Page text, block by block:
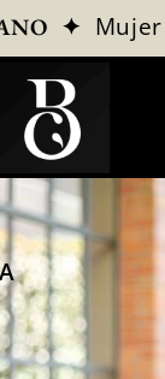
✦ Mujer